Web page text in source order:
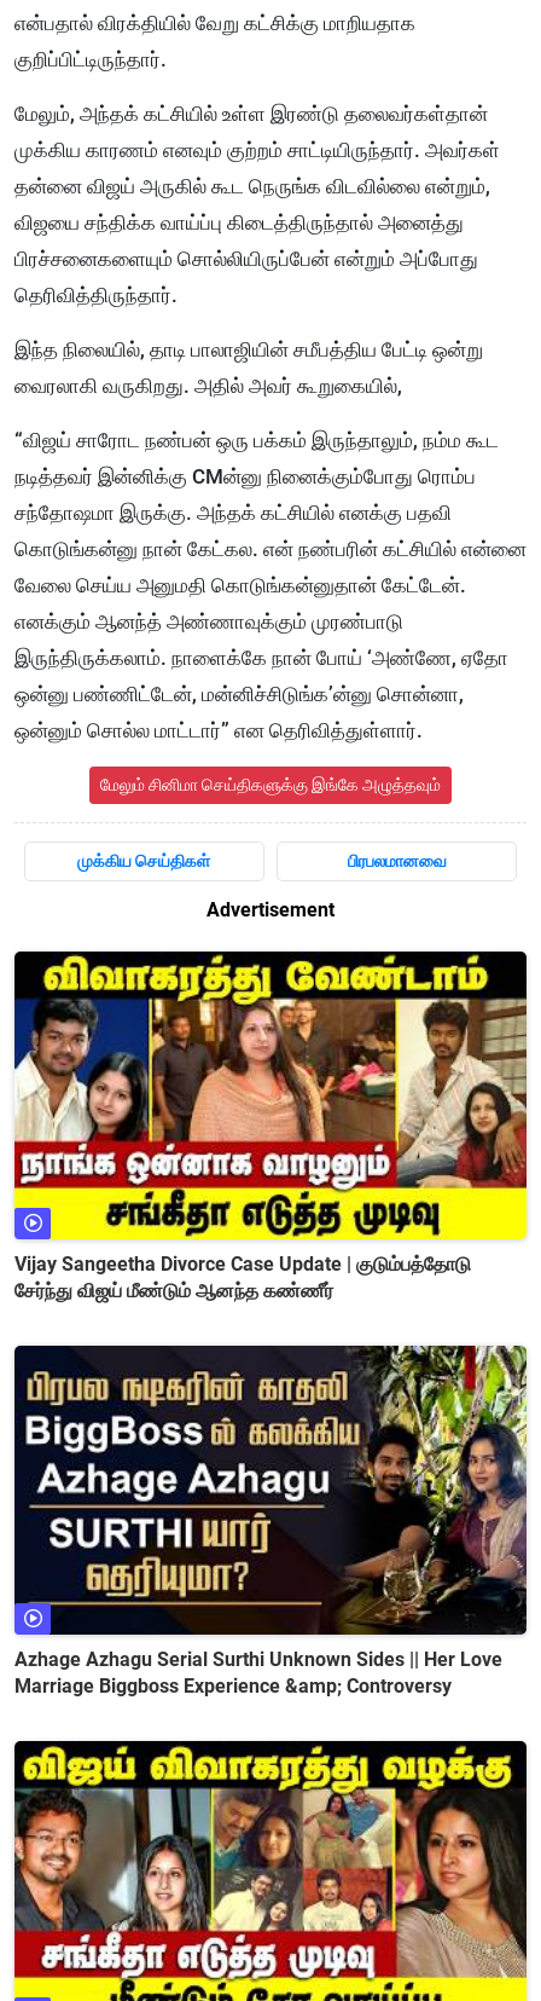
என்பதால் விரக்தியில் வேறு கட்சிக்கு மாறியதாக
குறிப்பிட்டிருந்தார்.
மேலும், அந்தக் கட்சியில் உள்ள இரண்டு தலைவர்கள்தான்
முக்கிய காரணம் எனவும் குற்றம் சாட்டியிருந்தார். அவர்கள்
தன்னை விஜய் அருகில் கூட நெருங்க விடவில்லை என்றும்,
விஜயை சந்திக்க வாய்ப்பு கிடைத்திருந்தால் அனைத்து
பிரச்சனைகளையும் சொல்லியிருப்பேன் என்றும் அப்போது
தெரிவித்திருந்தார்.
இந்த நிலையில், தாடி பாலாஜியின் சமீபத்திய பேட்டி ஒன்று
வைரலாகி வருகிறது. அதில் அவர் கூறுகையில்,
“விஜய் சாரோட நண்பன் ஒரு பக்கம் இருந்தாலும், நம்ம கூட
நடித்தவர் இன்னிக்கு CMன்னு நினைக்கும்போது ரொம்ப
சந்தோஷமா இருக்கு. அந்தக் கட்சியில் எனக்கு பதவி
கொடுங்கன்னு நான் கேட்கல. என் நண்பரின் கட்சியில் என்னை
வேலை செய்ய அனுமதி கொடுங்கன்னுதான் கேட்டேன்.
எனக்கும் ஆனந்த் அண்ணாவுக்கும் முரண்பாடு
இருந்திருக்கலாம். நாளைக்கே நான் போய் ‘அண்ணே, ஏதோ
ஒன்னு பண்ணிட்டேன், மன்னிச்சிடுங்க’ன்னு சொன்னா,
ஒன்னும் சொல்ல மாட்டார்” என தெரிவித்துள்ளார்.
மேலும் சினிமா செய்திகளுக்கு இங்கே அழுத்தவும்
முக்கிய செய்திகள் பிரபலமானவை
Advertisement
Vijay Sangeetha Divorce Case Update | குடும்பத்தோடு
சேர்ந்து விஜய் மீண்டும் ஆனந்த கண்ணீர்
Azhage Azhagu Serial Surthi Unknown Sides || Her Love
Marriage Biggboss Experience &amp; Controversy